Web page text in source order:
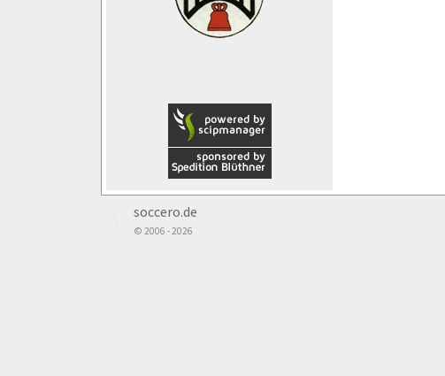
soccero.de
© 2006 - 2026